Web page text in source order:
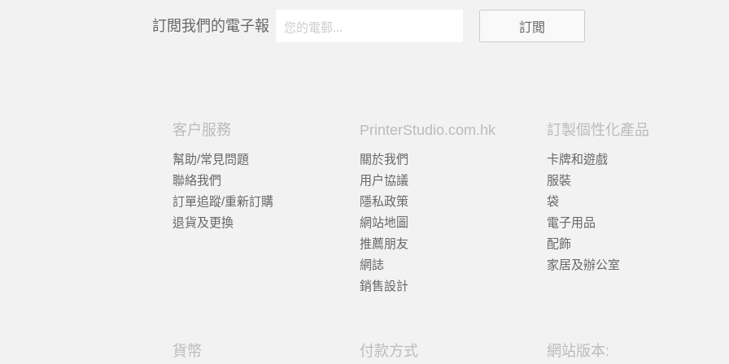
訂閲我們的電子報
客户服務
幫助/常見問題
聯絡我們
訂單追蹤/重新訂購
退貨及更換
PrinterStudio.com.hk
關於我們
用户協議
隱私政策
網站地圖
推薦朋友
網誌
銷售設計
訂製個性化產品
卡牌和遊戲
服裝
袋
電子用品
配飾
家居及辦公室
貨幣 付款方式 網站版本: